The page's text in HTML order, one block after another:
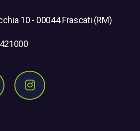
10 - 00044 Frascati (RM)
Youtube
Seguici su Linkedin
Seguici su